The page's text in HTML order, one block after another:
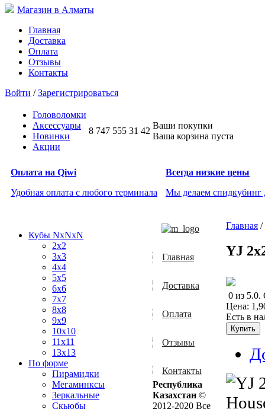
Магазин в Алматы
Главная
Доставка
Оплата
Отзывы
Контакты
Войти /Зарегистрироваться
Головоломки
Аксессуары
Новинки
Акции
8 747 555 31 42
Ваши покупки
Ваша корзина пуста
Оплата на Qiwi
Удобная оплата с любого терминала
Всегда низкие цены
Мы делаем спидкубинг
Кубы NxNxN
2x2
3x3
4x4
5x5
6x6
7x7
8x8
9x9
10x10
11x11
13x13
По форме
Пирамидки
Мегаминксы
Зеркальные
Скьюбы
Главная /
YJ
0 из 5.0.
Цена:
Есть в
Главная
Доставка
Оплата
Отзывы
Контакты
Республика
Казахстан ©
2012-2020 Все